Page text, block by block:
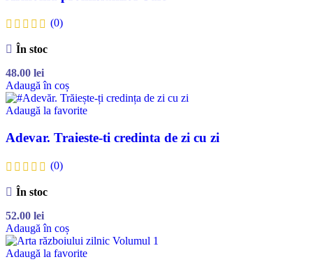
(0)
În stoc
48.00 lei
Adaugă în coș
Adaugă la favorite
Adevar. Traieste-ti credinta de zi cu zi
(0)
În stoc
52.00 lei
Adaugă în coș
Adaugă la favorite